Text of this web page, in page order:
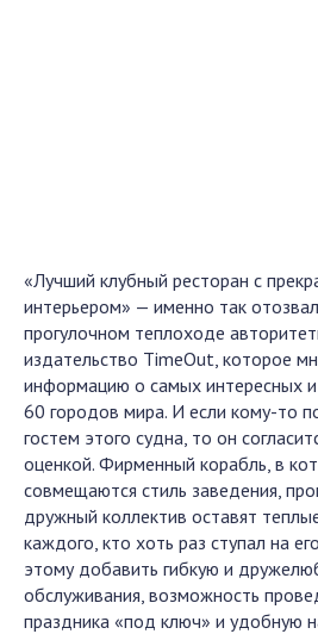
«Лучший клубный ресторан с
интерьером» — именно так
прогулочном теплоходе
издательство TimeOut, которое
информацию о самых интересных
60 городов мира. И если кому-то
гостем этого судна, то он
оценкой. Фирменный корабль, в
совмещаются стиль заведения,
дружный коллектив оставят
каждого, кто хоть раз ступал на
этому добавить гибкую и
обслуживания, возможность
праздника «под ключ» и удобную